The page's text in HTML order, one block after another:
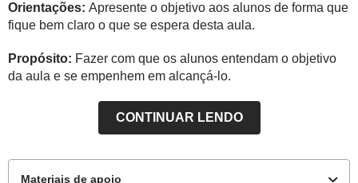
Orientações: Apresente o objetivo aos alunos de forma que
fique bem claro o que se espera desta aula.
Propósito: Fazer com que os alunos entendam o objetivo
da aula e se empenhem em alcançá-lo.
CONTINUAR LENDO
Materiais de apoio